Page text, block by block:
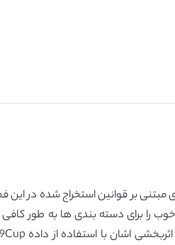
مبتنی بر قوانین استخراج شده در
را برای دسته بندی ها به طور